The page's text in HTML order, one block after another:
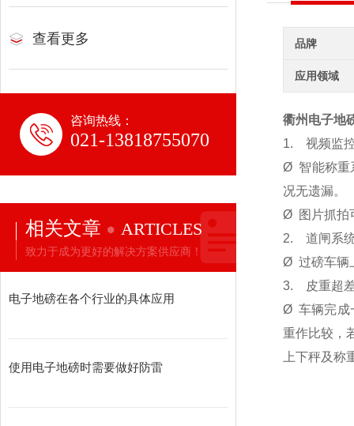
查看更多
咨询热线：
021-13818755070
相关文章 ARTICLES
致力于成为更好的解决方案供应商！
电子地磅在各个行业的具体应用
使用电子地磅时需要做好防雷
品牌
应用领域
衢州电子地
1. 视频监
Ø 智能称重
况无遗漏。
Ø 图片抓拍
2. 道闸系
Ø 过磅车辆
3.
皮重超
Ø车辆完成
重作比较，
上下秤及